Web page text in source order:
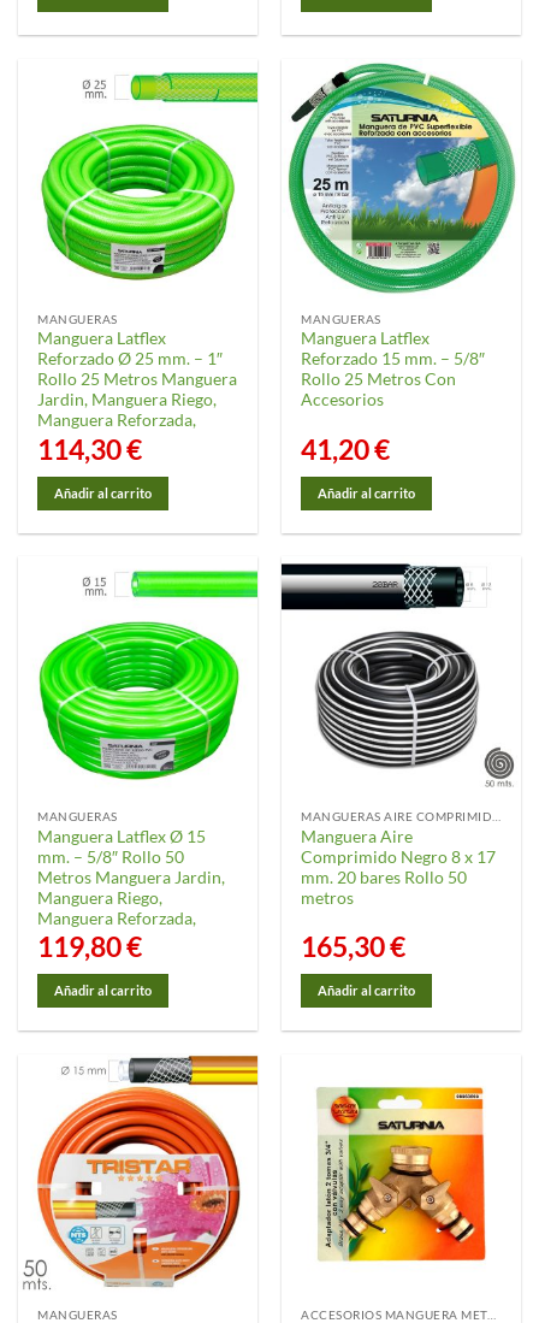
MANGUERAS
Manguera Latflex
Reforzado Ø 25 mm. – 1″
Rollo 25 Metros Manguera
Jardin, Manguera Riego,
Manguera Reforzada,
114,30€
Añadir al carrito
MANGUERAS
Manguera Latflex
Reforzado 15 mm. – 5/8″
Rollo 25 Metros Con
Accesorios
41,20€
Añadir al carrito
MANGUERAS
Manguera Latflex Ø 15
mm. – 5/8″ Rollo 50
Metros Manguera Jardin,
Manguera Riego,
Manguera Reforzada,
119,80€
Añadir al carrito
Manguera Aire
Comprimido Negro 8 x 17
mm. 20 bares Rollo 50
metros
165,30€
Añadir al carrito
MANGUERAS ACCESORIOS MANGUERA METAL